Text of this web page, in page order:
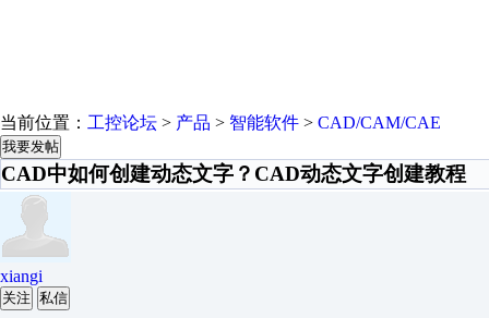
当前位置： 工控论坛 > 产品 > 智能软件 > CAD/CAM/CAE
我要发帖
CAD中如何创建动态文字？CAD动态文字创建教程
xiangi
关注 私信